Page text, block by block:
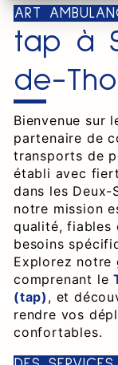
ART
tap à
de-
Bienvenue sur
partenaire de
transports de
établi avec
dans les Deux-
notre mission
qualité, fiables
besoins
Explorez notre
comprenant le
(tap) , et
rendre vos
confortables.